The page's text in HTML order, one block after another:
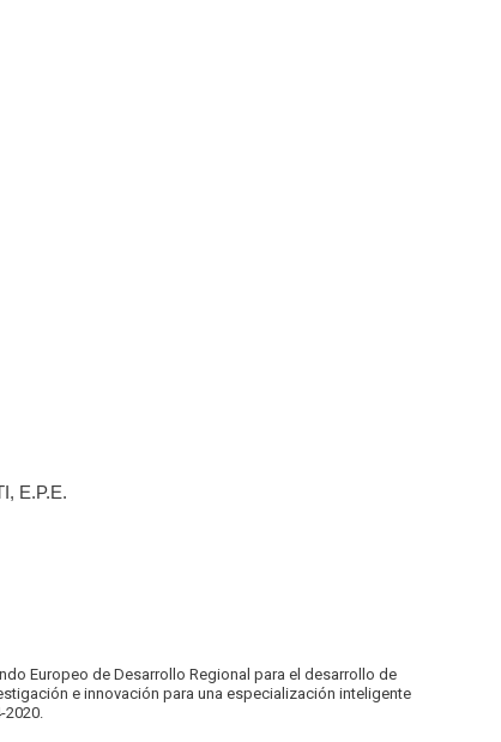
E.P.E.
Europeo de Desarrollo Regional para el desarrollo de
e innovación para una especialización inteligente
2020.